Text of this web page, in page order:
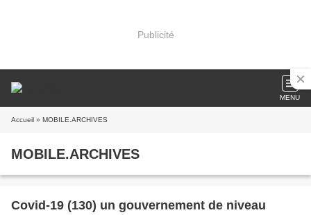
Publicité
MENU
Accueil » MOBILE.ARCHIVES
MOBILE.ARCHIVES
Covid-19 (130) un gouvernement de niveau